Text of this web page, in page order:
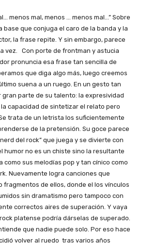
menos mal, menos … menos mal…” Sobre
base que conjuga el caro de la banda y la
la frase repite. Y sin embargo, parece
vez. Con porte de frontman y astucia
pronuncia esa frase tan sencilla de
que diga algo más, luego creemos
suena a un ruego. En un gesto tan
gran parte de su talento: la expresividad
capacidad de sintetizar el relato pero
trata de un letrista los suficientemente
de la pretensión. Su goce parece
del rock” que juega y se divierte con
humor no es un chiste sino la resultante
como sus melodías pop y tan cínico como
Nuevamente logra canciones que
fragmentos de ellos, donde el los vínculos
sin dramatismo pero tampoco con
correctos aires de superación. Y vaya
platense podría dárselas de superado.
que nadie puede solo. Por eso hace
volver al ruedo tras varios años